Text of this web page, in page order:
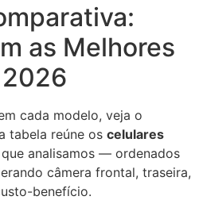
as Melhores
cada modelo, veja o
tabela reúne os celulares
que analisamos — ordenados
câmera frontal, traseira,
benefício.